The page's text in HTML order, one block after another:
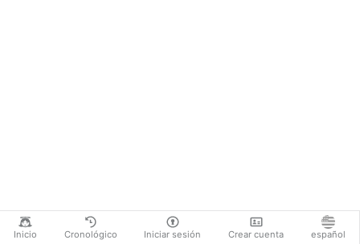
Inicio Cronológico Iniciar sesión Crear cuenta español